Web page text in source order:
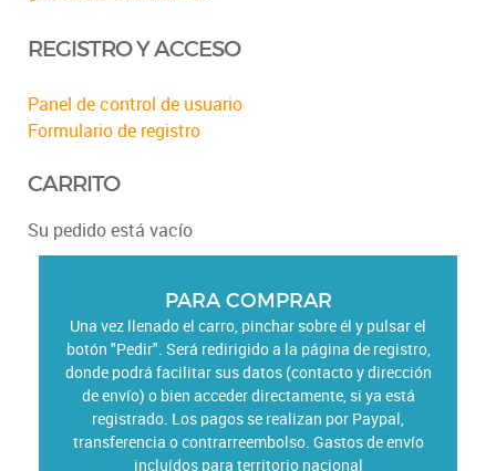
REGISTRO Y ACCESO
Panel de control de usuario
Formulario de registro
CARRITO
Su pedido está vacío
PARA COMPRAR
Una vez llenado el carro, pinchar sobre él y pulsar el
botón "Pedir". Será redirigido a la página de registro,
donde podrá facilitar sus datos (contacto y dirección
de envío) o bien acceder directamente, si ya está
registrado. Los pagos se realizan por Paypal,
transferencia o contrarreembolso. Gastos de envío
incluídos para territorio nacional